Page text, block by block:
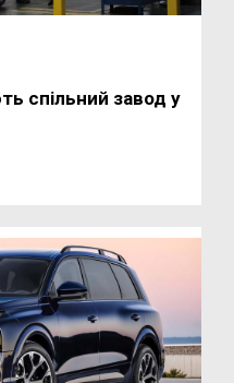
спільний завод у